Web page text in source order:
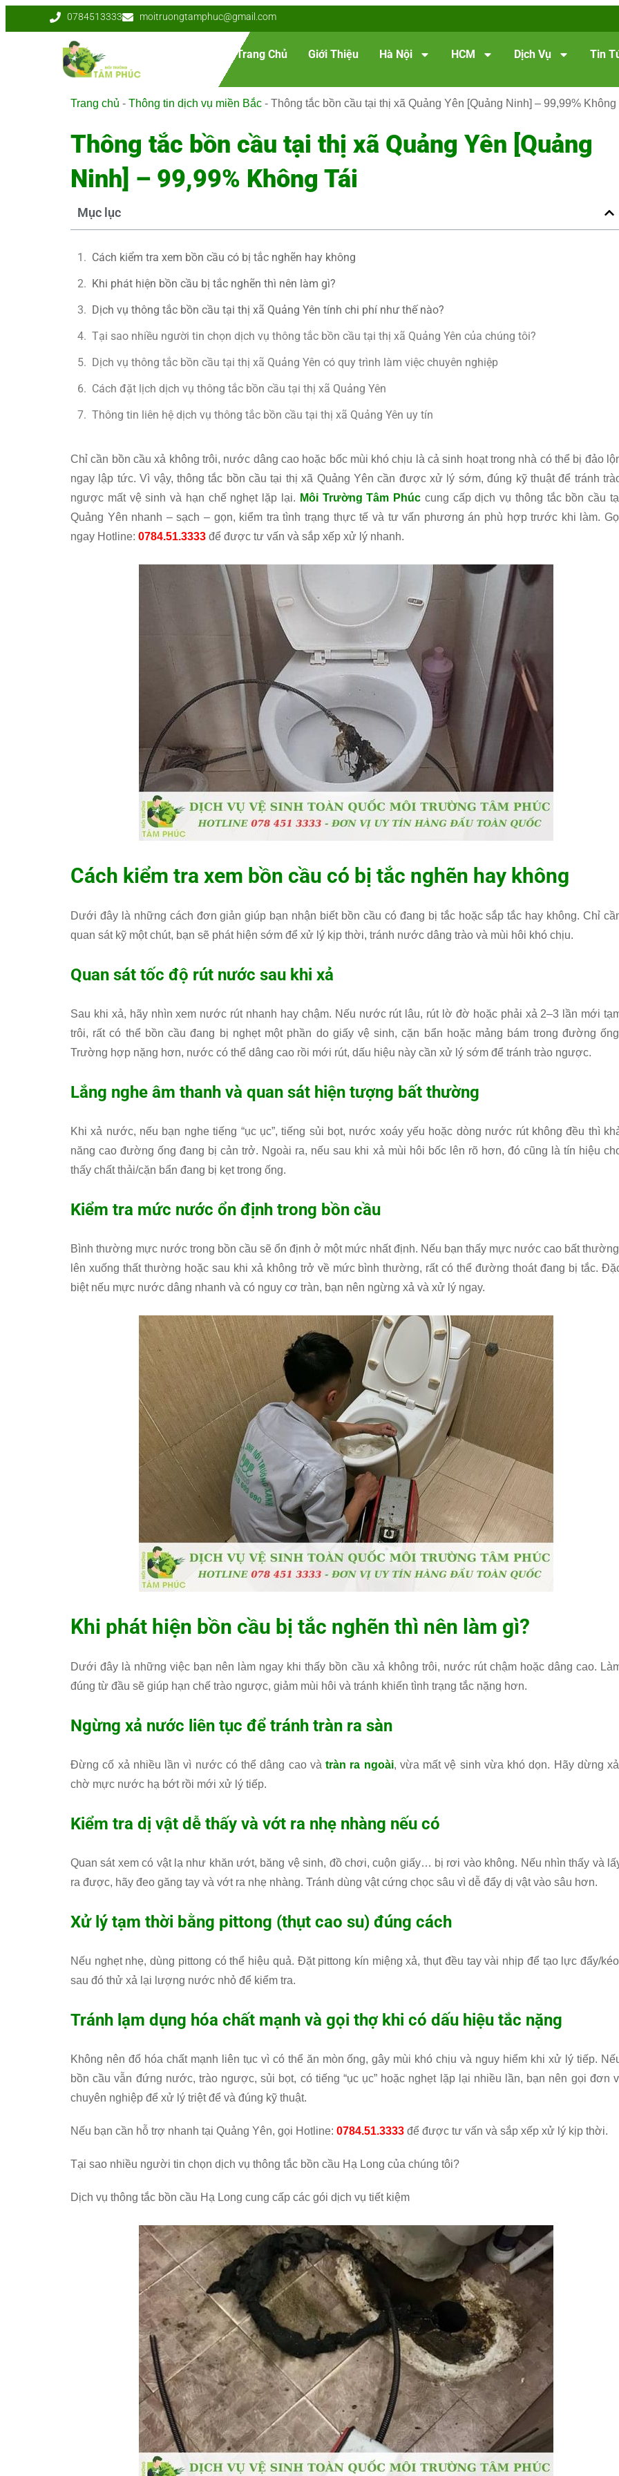
0784513333 moitruongtamphuc@gmail.com
Trang Chủ Giới Thiệu Hà Nội HCM Dịch Vụ Tin
Trang chủ - Thông tin dịch vụ miền Bắc - Thông tắc bồn cầu tại thị xã Quảng Yên [Quảng Ninh] – 99,99% Không
Thông tắc bồn cầu tại thị xã Quảng Yên [Quảng
Ninh] – 99,99% Không Tái
Mục lục
Cách kiểm tra xem bồn cầu có bị tắc nghẽn hay không
Khi phát hiện bồn cầu bị tắc nghẽn thì nên làm gì?
Dịch vụ thông tắc bồn cầu tại thị xã Quảng Yên tính chi phí như thế nào?
Tại sao nhiều người tin chọn dịch vụ thông tắc bồn cầu tại thị xã Quảng Yên của chúng tôi?
Dịch vụ thông tắc bồn cầu tại thị xã Quảng Yên có quy trình làm việc chuyên nghiệp
Cách đặt lịch dịch vụ thông tắc bồn cầu tại thị xã Quảng Yên
Thông tin liên hệ dịch vụ thông tắc bồn cầu tại thị xã Quảng Yên uy tín
Chỉ cần bồn cầu xả không trôi, nước dâng cao hoặc bốc mùi khó chịu là cả sinh hoạt trong nhà có thể bị đảo
ngay lập tức. Vì vậy, thông tắc bồn cầu tại thị xã Quảng Yên cần được xử lý sớm, đúng kỹ thuật để tránh
ngược mất vệ sinh và hạn chế nghẹt lặp lại. Môi Trường Tâm Phúc cung cấp dịch vụ thông tắc bồn cầu
Quảng Yên nhanh – sạch – gọn, kiểm tra tình trạng thực tế và tư vấn phương án phù hợp trước khi làm.
ngay Hotline: 0784.51.3333 để được tư vấn và sắp xếp xử lý nhanh.
Cách kiểm tra xem bồn cầu có bị tắc nghẽn hay không
Dưới đây là những cách đơn giản giúp bạn nhận biết bồn cầu có đang bị tắc hoặc sắp tắc hay không. Chỉ
quan sát kỹ một chút, bạn sẽ phát hiện sớm để xử lý kịp thời, tránh nước dâng trào và mùi hôi khó chịu.
Quan sát tốc độ rút nước sau khi xả
Sau khi xả, hãy nhìn xem nước rút nhanh hay chậm. Nếu nước rút lâu, rút lờ đờ hoặc phải xả 2–3 lần mới
trôi, rất có thể bồn cầu đang bị nghẹt một phần do giấy vệ sinh, cặn bẩn hoặc mảng bám trong đường
Trường hợp nặng hơn, nước có thể dâng cao rồi mới rút, dấu hiệu này cần xử lý sớm để tránh trào ngược.
Lắng nghe âm thanh và quan sát hiện tượng bất thường
Khi xả nước, nếu bạn nghe tiếng “ục ục”, tiếng sủi bọt, nước xoáy yếu hoặc dòng nước rút không đều thì
năng cao đường ống đang bị cản trở. Ngoài ra, nếu sau khi xả mùi hôi bốc lên rõ hơn, đó cũng là tín hiệu
thấy chất thải/cặn bẩn đang bị kẹt trong ống.
Kiểm tra mức nước ổn định trong bồn cầu
Bình thường mực nước trong bồn cầu sẽ ổn định ở một mức nhất định. Nếu bạn thấy mực nước cao bất
lên xuống thất thường hoặc sau khi xả không trở về mức bình thường, rất có thể đường thoát đang bị tắc.
biệt nếu mực nước dâng nhanh và có nguy cơ tràn, bạn nên ngừng xả và xử lý ngay.
Khi phát hiện bồn cầu bị tắc nghẽn thì nên làm gì?
Dưới đây là những việc bạn nên làm ngay khi thấy bồn cầu xả không trôi, nước rút chậm hoặc dâng cao.
đúng từ đầu sẽ giúp hạn chế trào ngược, giảm mùi hôi và tránh khiến tình trạng tắc nặng hơn.
Ngừng xả nước liên tục để tránh tràn ra sàn
Đừng cố xả nhiều lần vì nước có thể dâng cao và tràn ra ngoài, vừa mất vệ sinh vừa khó dọn. Hãy dừng
chờ mực nước hạ bớt rồi mới xử lý tiếp.
Kiểm tra dị vật dễ thấy và vớt ra nhẹ nhàng nếu có
Quan sát xem có vật lạ như khăn ướt, băng vệ sinh, đồ chơi, cuộn giấy… bị rơi vào không. Nếu nhìn thấy và
ra được, hãy đeo găng tay và vớt ra nhẹ nhàng. Tránh dùng vật cứng chọc sâu vì dễ đẩy dị vật vào sâu hơn.
Xử lý tạm thời bằng pittong (thụt cao su) đúng cách
Nếu nghẹt nhẹ, dùng pittong có thể hiệu quả. Đặt pittong kín miệng xả, thụt đều tay vài nhịp để tạo lực đẩy/
sau đó thử xả lại lượng nước nhỏ để kiểm tra.
Tránh lạm dụng hóa chất mạnh và gọi thợ khi có dấu hiệu tắc nặng
Không nên đổ hóa chất mạnh liên tục vì có thể ăn mòn ống, gây mùi khó chịu và nguy hiểm khi xử lý tiếp.
bồn cầu vẫn đứng nước, trào ngược, sủi bọt, có tiếng “ục ục” hoặc nghẹt lặp lại nhiều lần, bạn nên gọi đơn
chuyên nghiệp để xử lý triệt để và đúng kỹ thuật.
Nếu bạn cần hỗ trợ nhanh tại Quảng Yên, gọi Hotline: 0784.51.3333 để được tư vấn và sắp xếp xử lý kịp thời.
Tại sao nhiều người tin chọn dịch vụ thông tắc bồn cầu Hạ Long của chúng tôi?
Dịch vụ thông tắc bồn cầu Hạ Long cung cấp các gói dịch vụ tiết kiệm